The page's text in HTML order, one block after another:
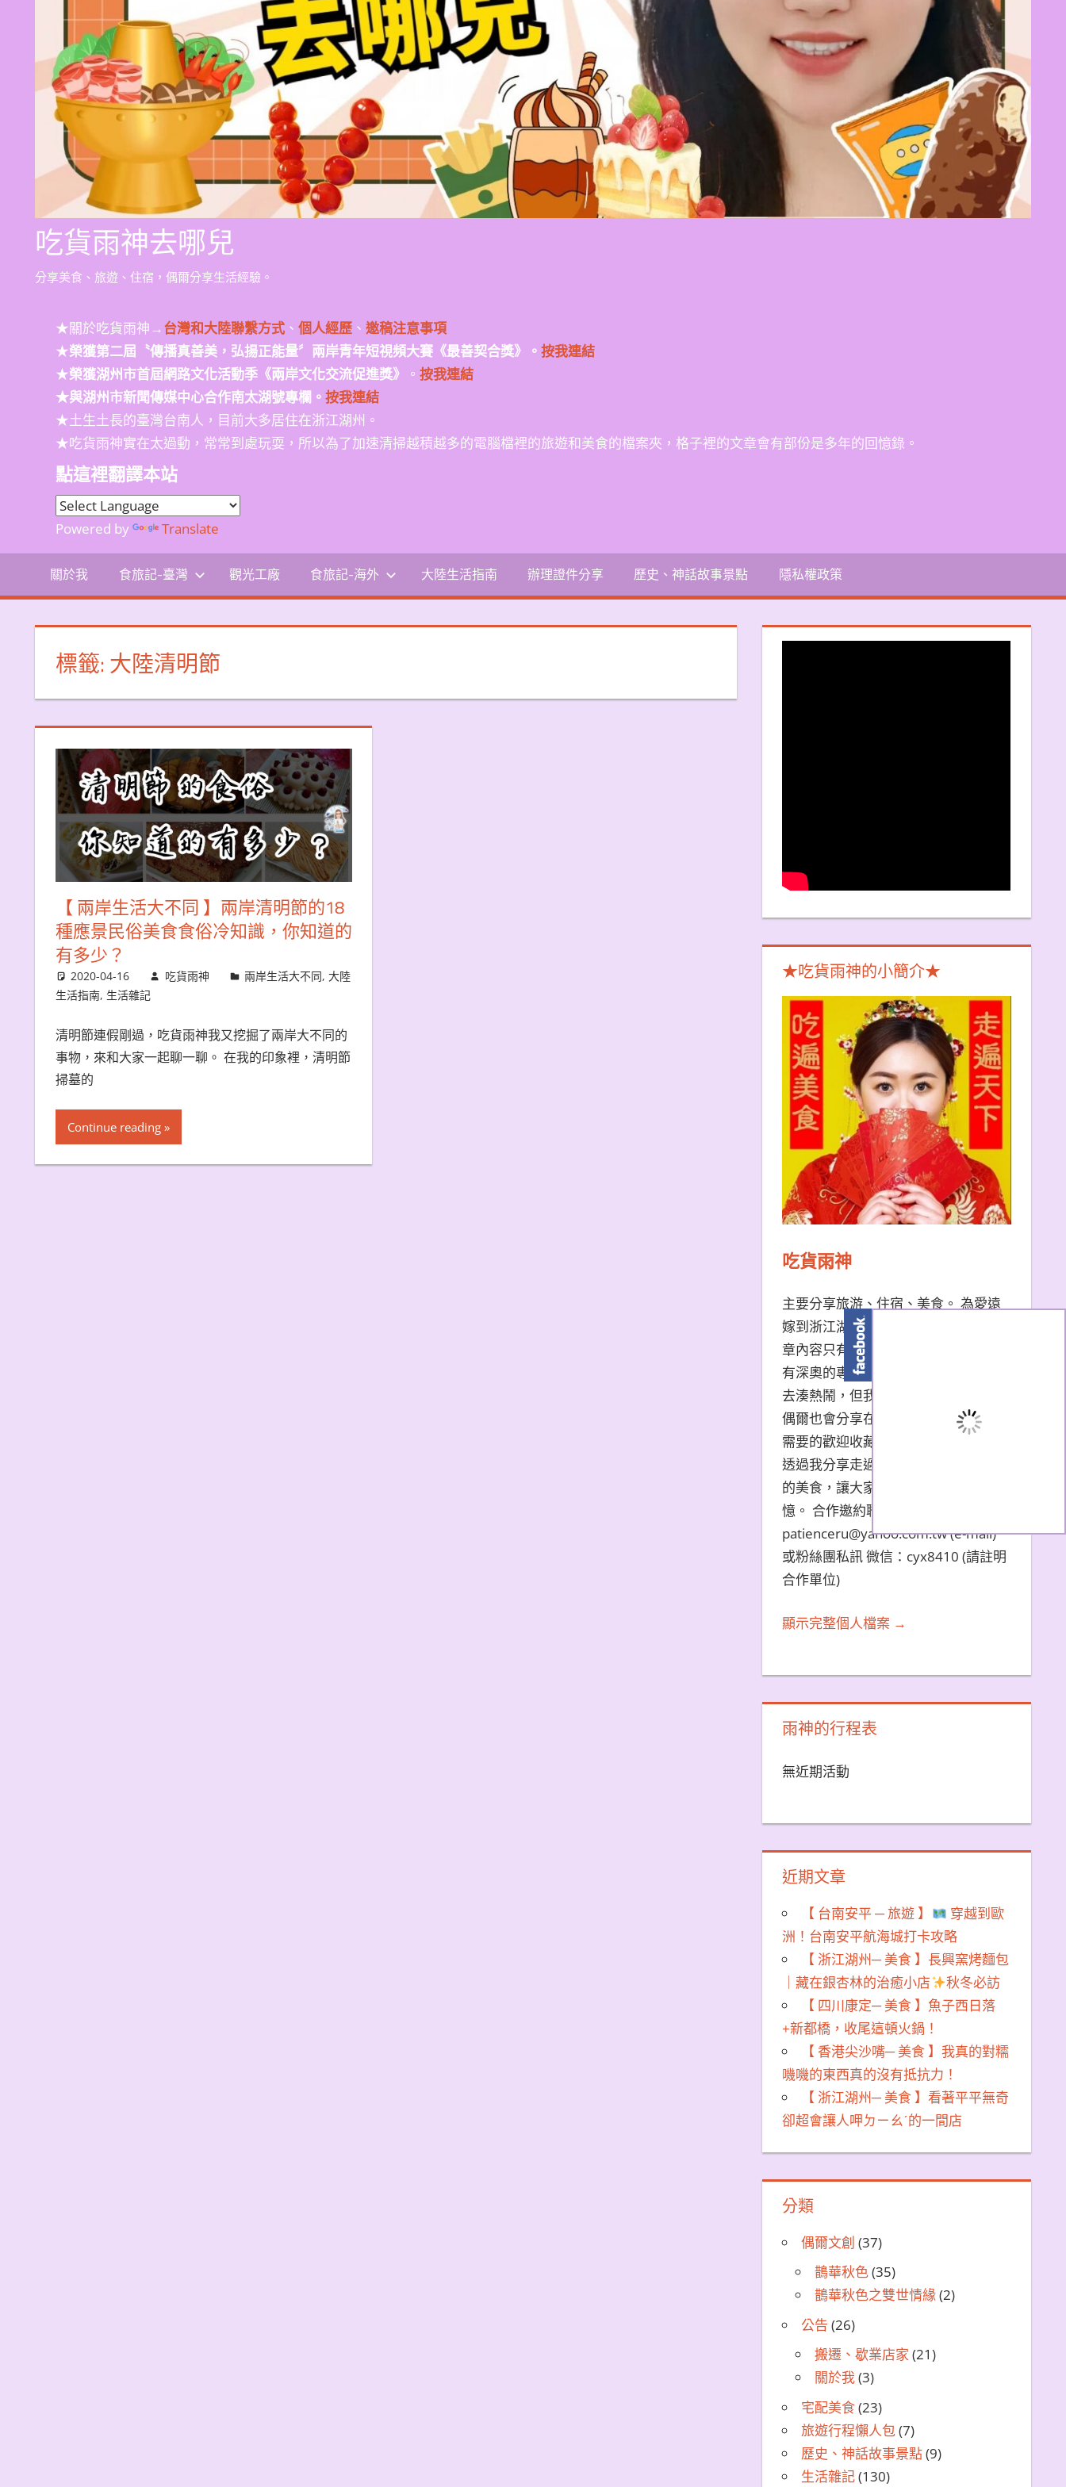
吃貨雨神去哪兒
分享美食、旅遊、住宿，偶爾分享生活經驗。
★關於吃貨雨神→台灣和大陸聯繫方式、 個人經歷、 邀稿注意事項
★榮獲第二屆〝傳播真善美，弘揚正能量〞兩岸青年短視頻大賽《最善契合獎》。 按我連結
★榮獲湖州市首屆網路文化活動季《兩岸文化交流促進獎》 。 按我連結
★與湖州市新聞傳媒中心合作南太湖號專欄。 按我連結
★土生土長的臺灣台南人，目前大多居住在浙江湖州。
★吃貨雨神實在太過動，常常到處玩耍，所以為了加速清掃越積越多的電腦檔裡的旅遊和美食的檔案夾，格子裡的文章會有部份是多年的回憶錄。
點這裡翻譯本站
Powered by Translate
關於我 食旅記-臺灣 觀光工廠 食旅記-海外 大陸生活指南 辦理證件分享 歷史、神話故事景點 隱私權政策
標籤:大陸清明節
【 兩岸生活大不同 】兩岸清明節的18
種應景民俗美食食俗冷知識，你知道的
有多少？
2020-04-16 吃貨雨神 兩岸生活大不同,大陸
生活指南, 生活雜記
清明節連假剛過，吃貨雨神我又挖掘了兩岸大不同的
事物，來和大家一起聊一聊。 在我的印象裡，清明節
掃墓的
Continue reading
★吃貨雨神的小簡介★
吃貨雨神
主要分享旅游、住宿、美食。 為愛遠
嫁到浙江湖州的台南天秤座女子。 文
章內容只有非常口語易懂的描述，沒
有深奧的專有名詞。 熱門景點我也會
去湊熱鬧，但我更愛冷門小眾景點。
偶爾也會分享在大陸生活的小撇步，
需要的歡迎收藏文章。 希望大家能夠
透過我分享走過的旅遊景點和品嚐過
的美食，讓大家都能夠擁有美好的回
憶。 合作邀約聯繫方式：
patienceru@yahoo.com.tw (e-mail)
或粉絲團私訊 微信：cyx8410 (請註明
合作單位)
顯示完整個人檔案 →
雨神的行程表
無近期活動
近期文章
【 台南安平 ─ 旅遊 】
穿越到歐
洲！台南安平航海城打卡攻略
【 浙江湖州─ 美食 】長興窯烤麵包
｜藏在銀杏林的治癒小店
秋冬必訪
【 四川康定─ 美食 】魚子西日落
+新都橋，收尾這頓火鍋！
【 香港尖沙嘴─ 美食 】我真的對糯
嘰嘰的東西真的沒有抵抗力！
【 浙江湖州─ 美食 】看著平平無奇
卻超會讓人呷ㄉㄧㄠˊ的一間店
分類
偶爾文創 (37)
鵲華秋色(35)
鵲華秋色之雙世情緣(2)
公告 (26)
搬遷、歇業店家 (21)
關於我(3)
宅配美食(23)
旅遊行程懶人包(7)
歷史、神話故事景點(9)
生活雜記(130)